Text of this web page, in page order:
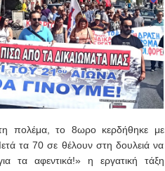
πολέμα, το 8ωρο κερδήθηκε με
τα 70 σε θέλουν στη δουλειά να
τα αφεντικά!» η εργατική τάξη